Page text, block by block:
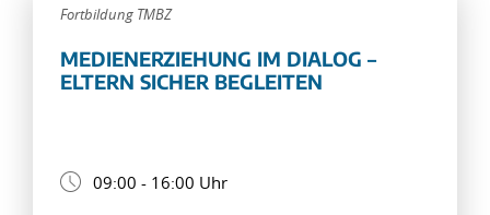
Fortbildung TMBZ
MEDIENERZIEHUNG IM DIALOG –
ELTERN SICHER BEGLEITEN
09:00 - 16:00 Uhr